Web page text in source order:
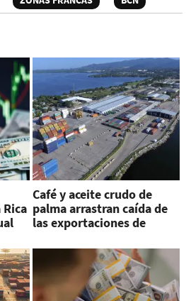
Café y aceite crudo de
palma arrastran caída de
las exportaciones de